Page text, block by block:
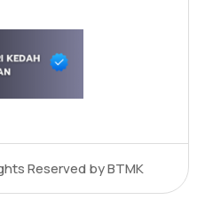
Reserved by BTMK